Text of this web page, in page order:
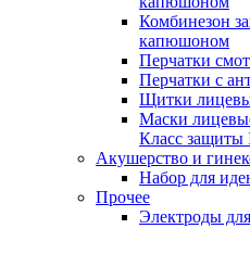
Комбинезон
капюшоном
Перчатки
Перчатки с
Щитки
Маски
Класс защиты
Акушерство и
Набор для
Прочее
Электроды